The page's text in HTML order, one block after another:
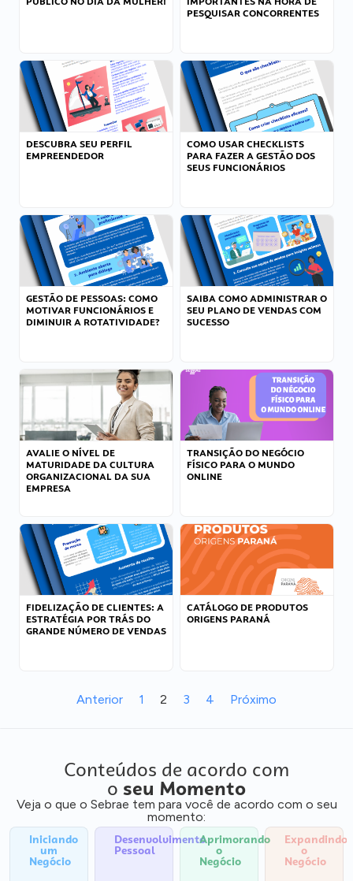
PESQUISAR CONCORRENTES
DESCUBRA SEU PERFIL
EMPREENDEDOR
COMO USAR CHECKLISTS
PARA FAZER A GESTÃO DOS
SEUS FUNCIONÁRIOS
GESTÃO DE PESSOAS: COMO
MOTIVAR FUNCIONÁRIOS E
DIMINUIR A ROTATIVIDADE?
SAIBA COMO ADMINISTRAR O
SEU PLANO DE VENDAS COM
SUCESSO
AVALIE O NÍVEL DE
MATURIDADE DA CULTURA
ORGANIZACIONAL DA SUA
EMPRESA
TRANSIÇÃO DO NEGÓCIO
FÍSICO PARA O MUNDO
ONLINE
FIDELIZAÇÃO DE CLIENTES: A
ESTRATÉGIA POR TRÁS DO
GRANDE NÚMERO DE VENDAS
CATÁLOGO DE PRODUTOS
ORIGENS PARANÁ
Anterior 1 2 3 4 Próximo
Conteúdos de acordo com
o seu Momento
Veja o que o Sebrae tem para você de acordo com o seu
momento:
Iniciando
um
Negócio
Desenvolvimento
Pessoal
Aprimorando
o
Negócio
Expandindo
o
Negócio